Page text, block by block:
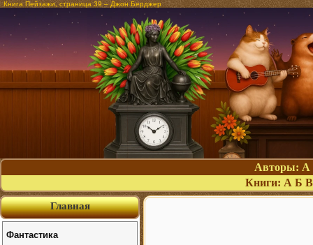
Книга Пейзажи, страница 39 – Джон Берджер
Авторы: А
Книги: А Б В
Главная
Фантастика